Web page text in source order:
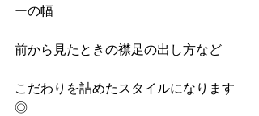
ーの幅
前から見たときの襟足の出し方など
こだわりを詰めたスタイルになります
◎